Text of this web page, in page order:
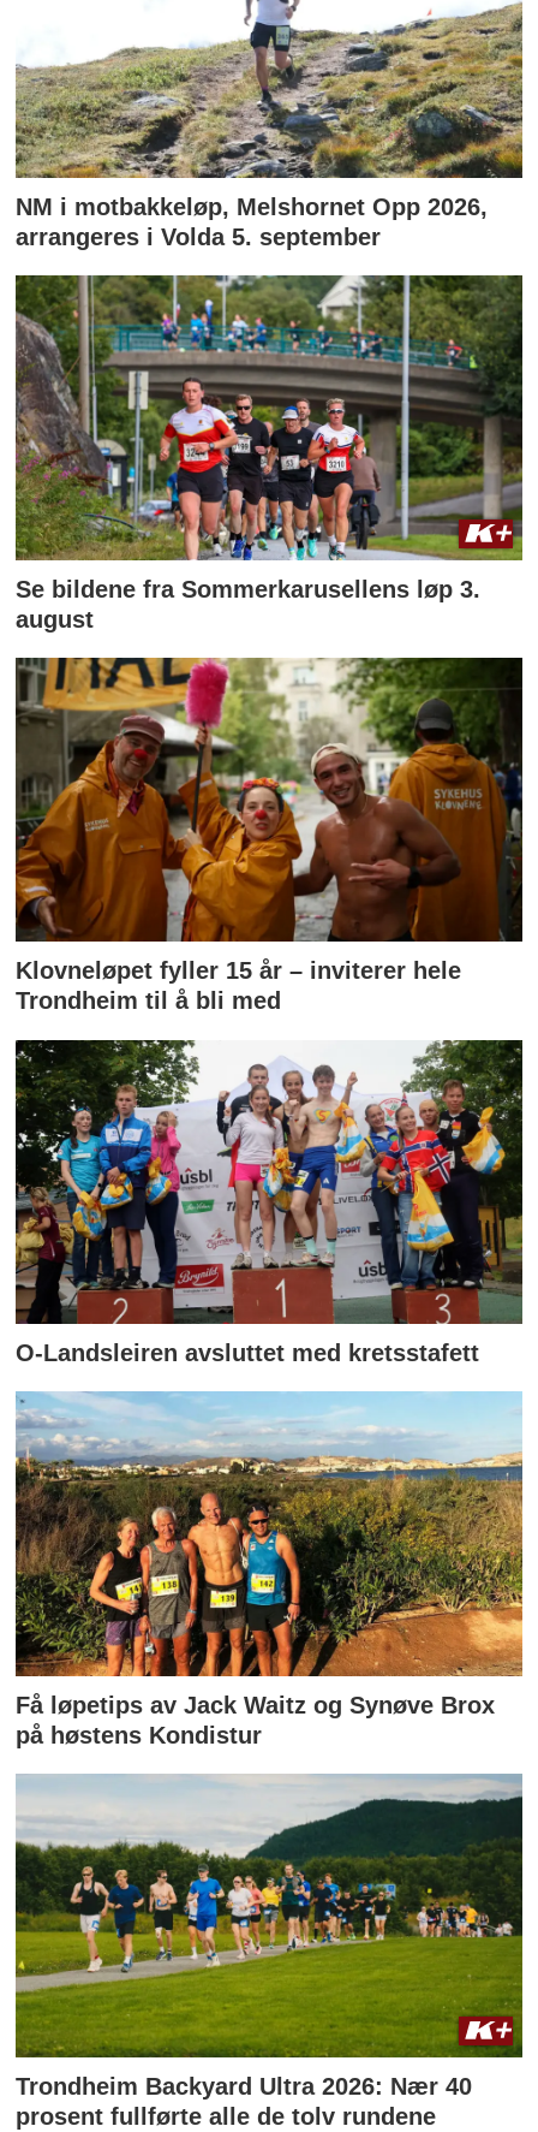
NM i motbakkeløp, Melshornet Opp 2026,
arrangeres i Volda 5. september
Se bildene fra Sommerkarusellens løp 3.
august
Klovneløpet fyller 15 år – inviterer hele
Trondheim til å bli med
O-Landsleiren avsluttet med kretsstafett
Få løpetips av Jack Waitz og Synøve Brox
på høstens Kondistur
Trondheim Backyard Ultra 2026: Nær 40
prosent fullførte alle de tolv rundene